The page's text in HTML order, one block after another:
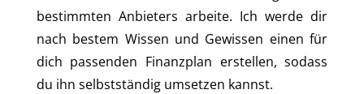
bestimmten Anbieters arbeite. Ich werde dir
nach bestem Wissen und Gewissen einen für
dich passenden Finanzplan erstellen, sodass
du ihn selbstständig umsetzen kannst.